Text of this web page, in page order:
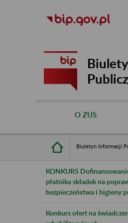
O ZUS
Biuletyn Informacji
KONKURS
płatnika składek na
bezpieczeństwa i higieny
Konkurs ofert na